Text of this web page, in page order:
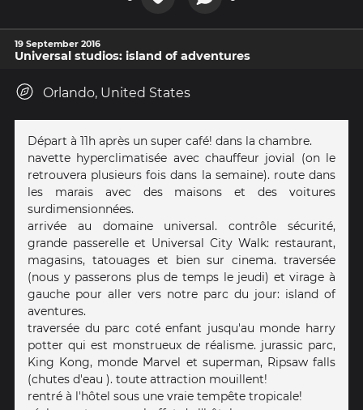
19 September 2016
Universal studios: island of adventures
Orlando, United States
Départ à 11h après un super café! dans la chambre.
navette hyperclimatisée avec chauffeur jovial (on le
retrouvera plusieurs fois dans la semaine). route dans
les marais avec des maisons et des voitures
surdimensionnées.
arrivée au domaine universal. contrôle sécurité,
grande passerelle et Universal City Walk: restaurant,
magasins, tatouages et bien sur cinema. traversée
(nous y passerons plus de temps le jeudi) et virage à
gauche pour aller vers notre parc du jour: island of
aventures.
traversée du parc coté enfant jusqu'au monde harry
potter qui est monstrueux de réalisme. jurassic parc,
King Kong, monde Marvel et superman, Ripsaw falls
(chutes d'eau ). toute attraction mouillent!
rentré à l'hôtel sous une vraie tempête tropicale!